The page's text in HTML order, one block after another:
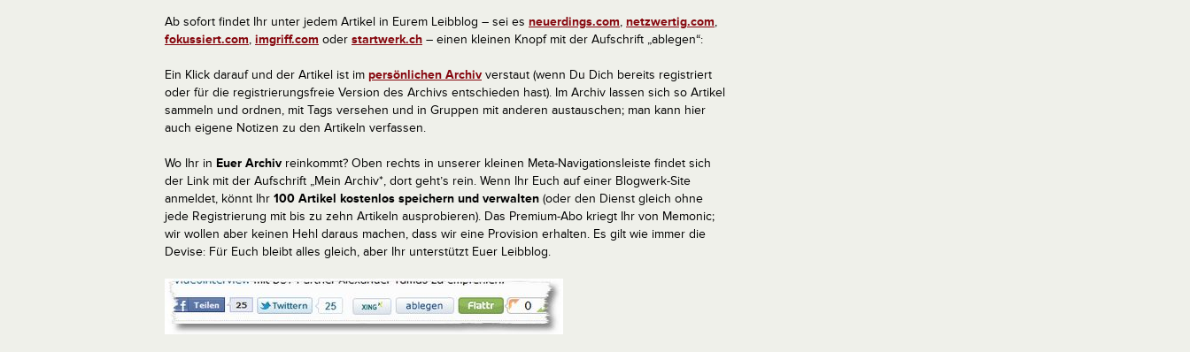
Ab sofort findet Ihr unter jedem Artikel in Eurem Leibblog – sei es neuerdings.com, netzwertig.com,
fokussiert.com, imgriff.com oder startwerk.ch – einen kleinen Knopf mit der Aufschrift „ablegen“:
Ein Klick darauf und der Artikel ist im persönlichen Archiv verstaut (wenn Du Dich bereits registriert
oder für die registrierungsfreie Version des Archivs entschieden hast). Im Archiv lassen sich so Artikel
sammeln und ordnen, mit Tags versehen und in Gruppen mit anderen austauschen; man kann hier
auch eigene Notizen zu den Artikeln verfassen.
Wo Ihr in Euer Archiv reinkommt? Oben rechts in unserer kleinen Meta-Navigationsleiste findet sich
der Link mit der Aufschrift „Mein Archiv*, dort geht’s rein. Wenn Ihr Euch auf einer Blogwerk-Site
anmeldet, könnt Ihr 100 Artikel kostenlos speichern und verwalten (oder den Dienst gleich ohne
jede Registrierung mit bis zu zehn Artikeln ausprobieren). Das Premium-Abo kriegt Ihr von Memonic;
wir wollen aber keinen Hehl daraus machen, dass wir eine Provision erhalten. Es gilt wie immer die
Devise: Für Euch bleibt alles gleich, aber Ihr unterstützt Euer Leibblog.